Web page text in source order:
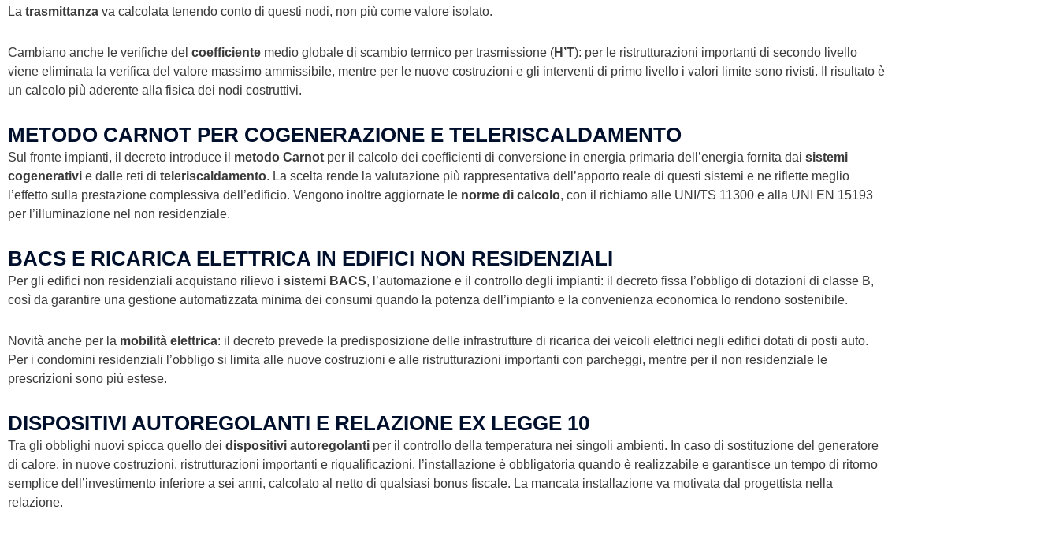
La trasmittanza va calcolata tenendo conto di questi nodi, non più come valore isolato.
Cambiano anche le verifiche del coefficiente medio globale di scambio termico per trasmissione (H’T): per le ristrutturazioni importanti di secondo livello
viene eliminata la verifica del valore massimo ammissibile, mentre per le nuove costruzioni e gli interventi di primo livello i valori limite sono rivisti. Il risultato è
un calcolo più aderente alla fisica dei nodi costruttivi.
METODO CARNOT PER COGENERAZIONE E TELERISCALDAMENTO
Sul fronte impianti, il decreto introduce il metodo Carnot per il calcolo dei coefficienti di conversione in energia primaria dell’energia fornita dai sistemi
cogenerativi e dalle reti di teleriscaldamento. La scelta rende la valutazione più rappresentativa dell’apporto reale di questi sistemi e ne riflette meglio
l’effetto sulla prestazione complessiva dell’edificio. Vengono inoltre aggiornate le norme di calcolo, con il richiamo alle UNI/TS 11300 e alla UNI EN 15193
per l’illuminazione nel non residenziale.
BACS E RICARICA ELETTRICA IN EDIFICI NON RESIDENZIALI
Per gli edifici non residenziali acquistano rilievo i sistemi BACS, l’automazione e il controllo degli impianti: il decreto fissa l’obbligo di dotazioni di classe B,
così da garantire una gestione automatizzata minima dei consumi quando la potenza dell’impianto e la convenienza economica lo rendono sostenibile.
Novità anche per la mobilità elettrica: il decreto prevede la predisposizione delle infrastrutture di ricarica dei veicoli elettrici negli edifici dotati di posti auto.
Per i condomini residenziali l’obbligo si limita alle nuove costruzioni e alle ristrutturazioni importanti con parcheggi, mentre per il non residenziale le
prescrizioni sono più estese.
DISPOSITIVI AUTOREGOLANTI E RELAZIONE EX LEGGE 10
Tra gli obblighi nuovi spicca quello dei dispositivi autoregolanti per il controllo della temperatura nei singoli ambienti. In caso di sostituzione del generatore
di calore, in nuove costruzioni, ristrutturazioni importanti e riqualificazioni, l’installazione è obbligatoria quando è realizzabile e garantisce un tempo di ritorno
semplice dell’investimento inferiore a sei anni, calcolato al netto di qualsiasi bonus fiscale. La mancata installazione va motivata dal progettista nella
relazione.